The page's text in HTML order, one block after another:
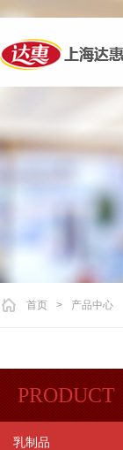
首页 > 产品中心
PRODUCT
乳制品